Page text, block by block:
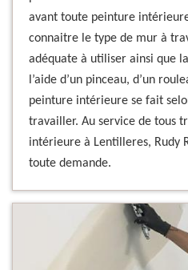
avant toute peinture
connaitre le type de mur à
adéquate à utiliser ainsi que
l’aide d’un pinceau, d’un
peinture intérieure se fait
travailler. Au service de tous
intérieure à Lentilleres, Rudy
toute demande.